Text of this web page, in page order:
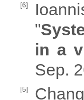
[6]
"
in a
Sep.
[5]